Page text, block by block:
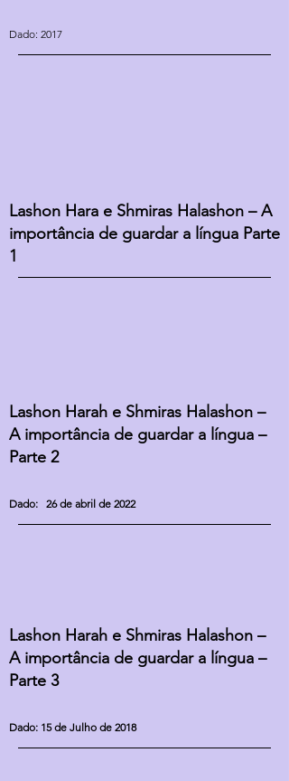
Dado: 2017
Lashon Hara e Shmiras Halashon – A
importância de guardar a língua Parte
1
Lashon Harah e Shmiras Halashon –
A importância de guardar a língua –
Parte 2
Dado: 26 de abril de 2022
Lashon Harah e Shmiras Halashon –
A importância de guardar a língua –
Parte 3
Dado: 15 de Julho de 2018